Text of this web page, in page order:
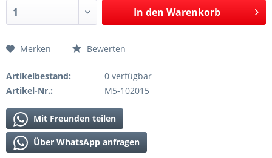
In den Warenkorb
Merken Bewerten
Artikelbestand:
0 verfügbar
Artikel-Nr.:
M5-102015
Mit Freunden teilen
Über WhatsApp anfragen